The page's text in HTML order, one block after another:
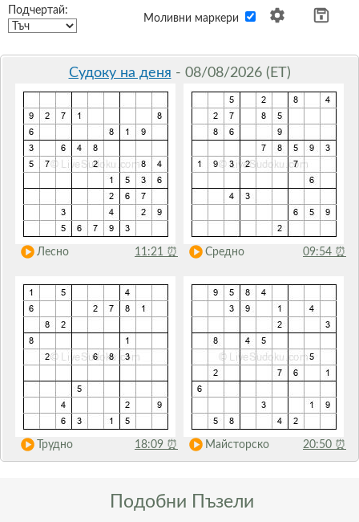
Подчертай:
Моливни маркери
Судоку на деня - 08/08/2026 (ET)
Лесно 11:21 ⏰ Средно 09:54 ⏰
Трудно 18:09 ⏰ Майсторско 20:50 ⏰
Подобни Пъзели